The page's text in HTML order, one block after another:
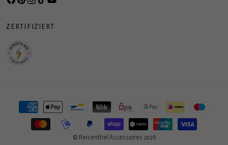
Facebook
Pinterest
Instagram
TikTokYouTube
ZERTIFIZIERT
Zahlungsmethoden
© Reisenthel Accessoires 2026